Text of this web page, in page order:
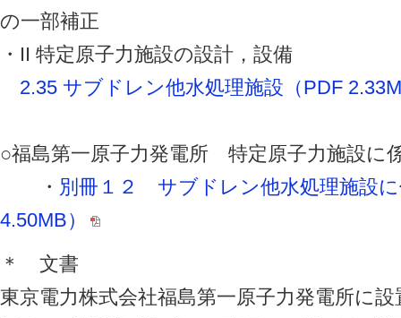
の一部補正
・II 特定原子力施設の設計，設備
2.35 サブドレン他水処理施設（PDF
○福島第一原子力発電所 特定原子力施設に
・ 別冊１２ サブドレン他水処理施設
4.50MB）
＊ 文書
東京電力株式会社福島第一原子力発電所に